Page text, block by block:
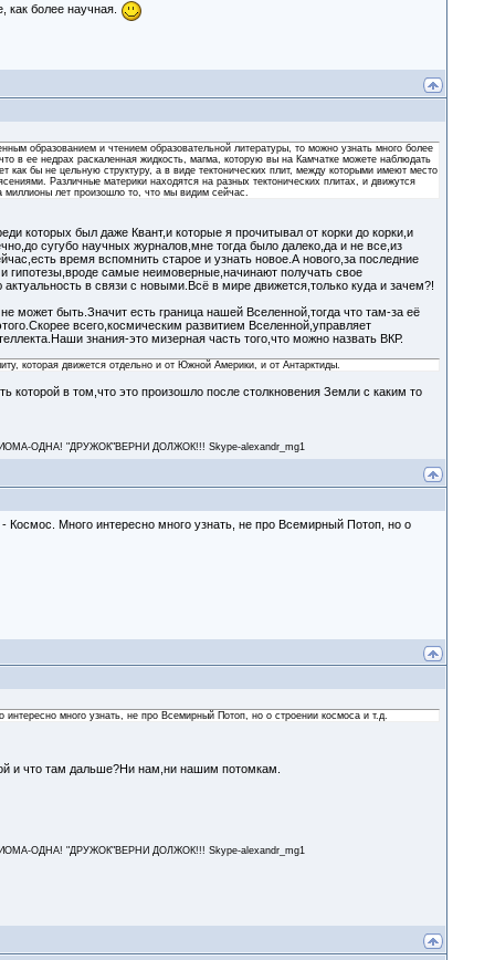
как более научная.
образованием и чтением образовательной литературы, то можно узнать много более
в ее недрах раскаленная жидкость, магма, которую вы на Камчатке можете наблюдать
бы не цельную структуру, а в виде тектонических плит, между которыми имеют место
Различные материки находятся на разных тектонических плитах, и движутся
лет произошло то, что мы видим сейчас.
которых был даже Квант,и которые я прочитывал от корки до корки,и
сугубо научных журналов,мне тогда было далеко,да и не все,из
время вспомнить старое и узнать новое.А нового,за последние
гипотезы,вроде самые неимоверные,начинают получать свое
в связи с новыми.Всё в мире движется,только куда и зачем?!
может быть.Значит есть граница нашей Вселенной,тогда что там-за её
всего,космическим развитием Вселенной,управляет
знания-это мизерная часть того,что можно назвать ВКР.
которая движется отдельно и от Южной Америки, и от Антарктиды.
которой в том,что это произошло после столкновения Земли с каким то
ОДНА! "ДРУЖОК"ВЕРНИ ДОЛЖОК!!! Skype-alexandr_mg1
Много интересно много узнать, не про Всемирный Потоп, но о
много узнать, не про Всемирный Потоп, но о строении космоса и т.д.
и что там дальше?Ни нам,ни нашим потомкам.
ОДНА! "ДРУЖОК"ВЕРНИ ДОЛЖОК!!! Skype-alexandr_mg1